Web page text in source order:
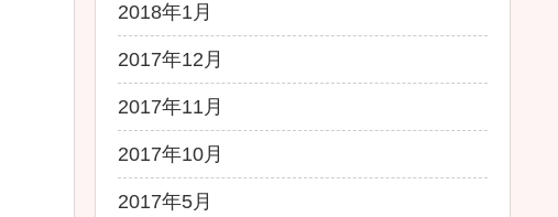
2018年1月
2017年12月
2017年11月
2017年10月
2017年5月